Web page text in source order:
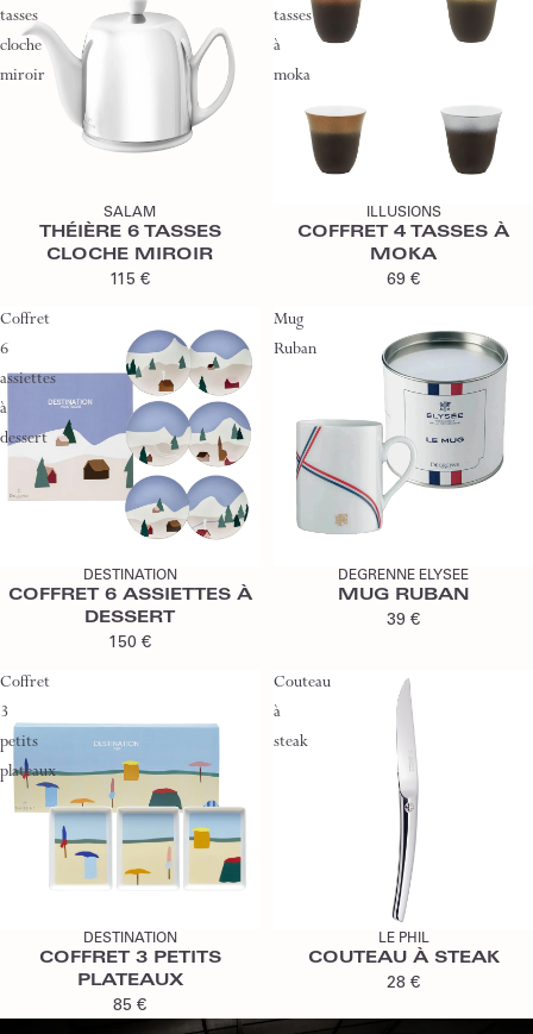
tasses
cloche
miroir
SALAM
THÉIÈRE 6 TASSES
CLOCHE MIROIR
115 €
tasses
à
moka
ILLUSIONS
COFFRET 4 TASSES À
MOKA
69 €
Coffret
6
assiettes
à
dessert
DESTINATION
COFFRET 6 ASSIETTES À
DESSERT
150 €
Mug
Ruban
DEGRENNE ELYSEE
MUG RUBAN
39 €
Coffret
3
petits
plateaux
DESTINATION
COFFRET 3 PETITS
PLATEAUX
85 €
Couteau
à
steak
LE PHIL
COUTEAU À STEAK
28 €